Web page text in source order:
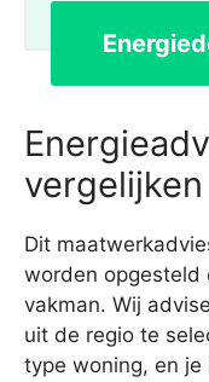
vergelijken
Dit
worden opgesteld
vakman. Wij
uit de regio te
type woning, en